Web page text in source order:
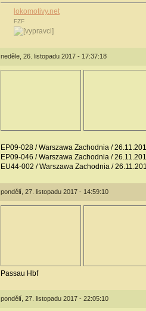
lokomotivy.net
FZF
neděle, 26. listopadu 2017 - 17:37:18
EP09-028 / Warszawa Zachodnia /
EP09-046 / Warszawa Zachodnia /
EU44-002 / Warszawa Zachodnia /
pondělí, 27. listopadu 2017 - 14:59:10
Passau Hbf
pondělí, 27. listopadu 2017 - 22:05:10